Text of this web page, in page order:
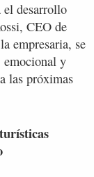
el desarrollo
CEO de
empresaria, se
emocional y
las próximas